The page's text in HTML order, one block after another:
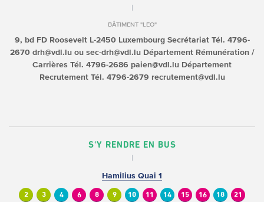
BÂTIMENT "LEO"
9, bd FD RooseveltL-2450 Luxembourg SecrétariatTél. 4796-
2670drh@vdl.lu ou sec-drh@vdl.lu Département Rémunération /
Carrières Tél. 4796-2686 paien@vdl.lu Département
RecrutementTél. 4796-2679 recrutement@vdl.lu
S'Y RENDRE EN BUS
Hamilius Quai 1
2 3 4 6 8 9 10 11 14 15 16 18 21